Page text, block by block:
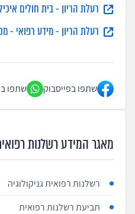
רעלת הריון - בית חולים
רעלת הריון - מידע רפואי -
שתפו בפייסבוק שתפו
מאגר המידע רשלנות
רשלנות רפואית גניקולוגיה
תביעת רשלנות רפואית